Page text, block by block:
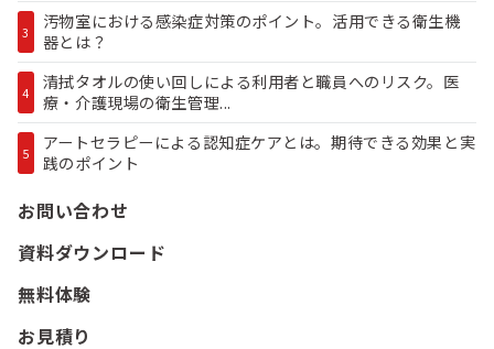
3
汚物室における感染症対策のポイント。活用できる衛生機
器とは？
4
清拭タオルの使い回しによる利用者と職員へのリスク。医
療・介護現場の衛生管理...
5
アートセラピーによる認知症ケアとは。期待できる効果と実
践のポイント
お問い合わせ
資料ダウンロード
無料体験
お見積り